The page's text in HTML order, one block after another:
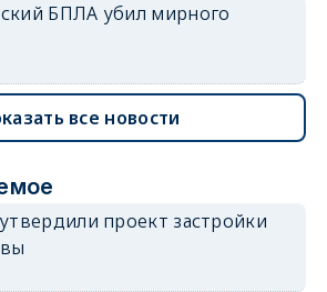
БПЛА убил мирного
все новости
проект застройки